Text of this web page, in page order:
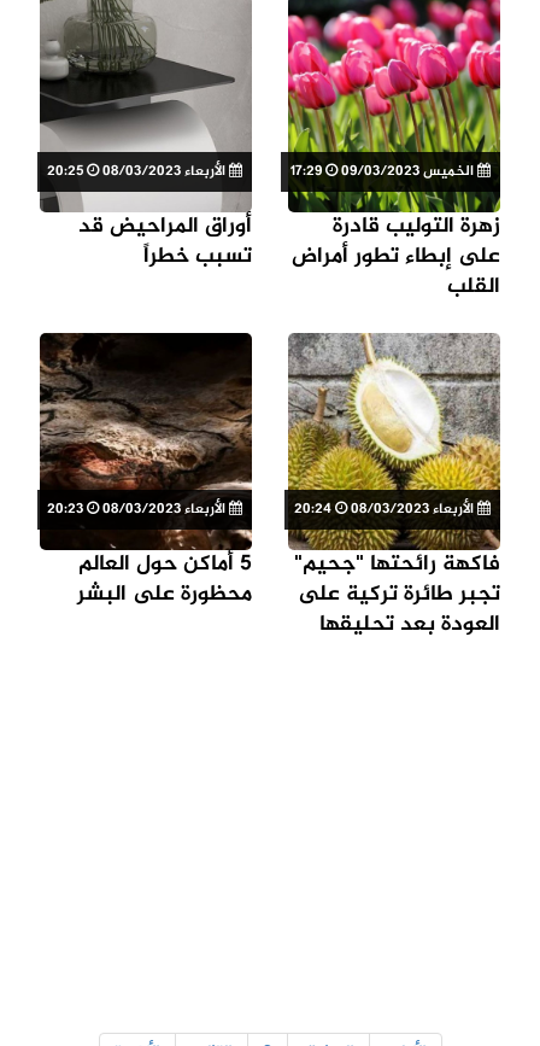
الخميس 09/03/2023
زهرة التوليب قادرة
على إبطاء تطور أمراض
القلب
الأربعاء 08/03/2023
أوراق المراحيض قد
تسبب خطراً
الأربعاء 08/03/2023
فاكهة رائحتها "جحيم"
تجبر طائرة تركية على
العودة بعد تحليقها
الأربعاء 08/03/2023
5 أماكن حول العالم
محظورة على البشر